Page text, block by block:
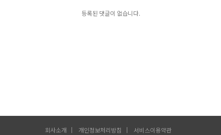
등록된 댓글이 없습니다.
회사소개 개인정보처리방침 서비스이용약관